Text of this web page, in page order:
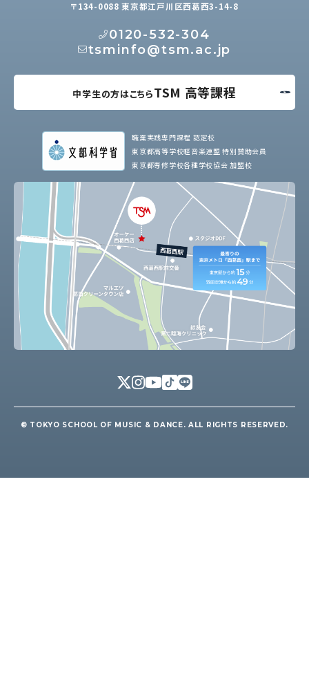
〒134-0088 東京都江戸川区西葛西3-14-8
0120-532-304
tsminfo@tsm.ac.jp
中学生の方はこちらTSM 高等課程
職業実践専門課程 認定校
東京都高等学校軽音楽連盟 特別賛助会員
東京都専修学校各種学校協会 加盟校
© TOKYO SCHOOL OF MUSIC & DANCE. ALL RIGHTS RESERVED.